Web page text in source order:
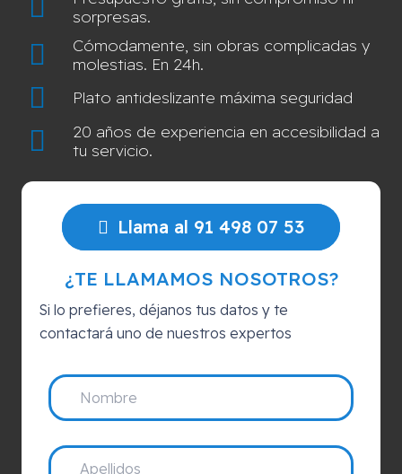
sorpresas.
Cómodamente, sin obras complicadas y
molestias. En 24h.
Plato antideslizante máxima seguridad
20 años de experiencia en accesibilidad a
tu servicio.
Llama al 91 498 07 53
¿TE LLAMAMOS NOSOTROS?
Si lo prefieres, déjanos tus datos y te
contactará uno de nuestros expertos